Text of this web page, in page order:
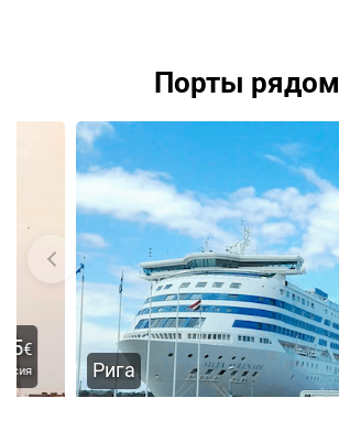
Порты рядом